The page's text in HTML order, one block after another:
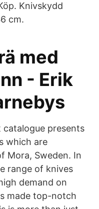
Knivskydd
cm.
med
- Erik
catalogue presents
which are
Mora, Sweden. In
range of knives
demand on
made top-notch